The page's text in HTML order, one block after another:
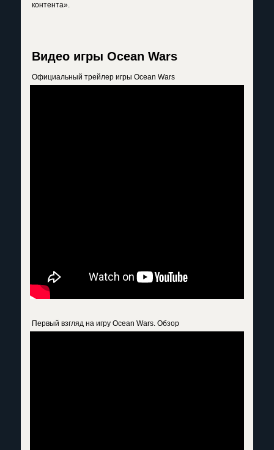
контента».
Видео игры Ocean Wars
Официальный трейлер игры Ocean Wars
Первый взгляд на игру Ocean Wars. Обзор